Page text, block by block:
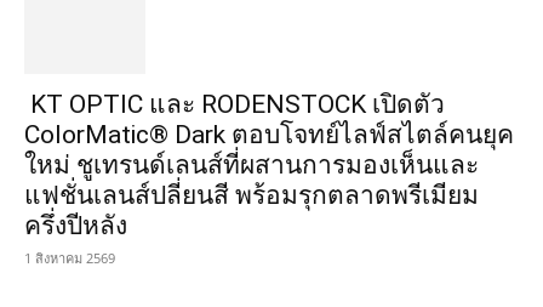
KT OPTIC และ RODENSTOCK เปิดตัว
ColorMatic® Dark ตอบโจทย์ไลฟ์สไตล์คนยุค
ใหม่ ชูเทรนด์เลนส์ที่ผสานการมองเห็นและ
แฟชั่นเลนส์ปลี่ยนสี พร้อมรุกตลาดพรีเมียม
ครึ่งปีหลัง
1 สิงหาคม 2569